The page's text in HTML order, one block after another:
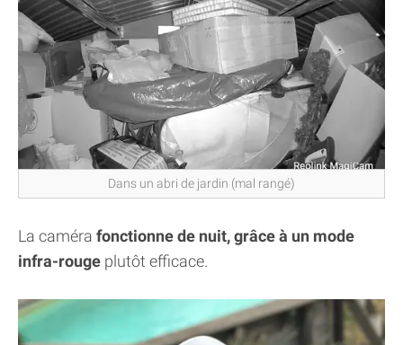
Dans un abri de jardin (mal rangé)
La caméra fonctionne de nuit, grâce à un mode
infra-rouge plutôt efficace.